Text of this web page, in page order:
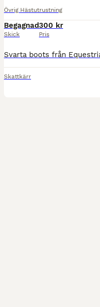
Övrig Hästutrustning
Begagnad
Skick
300 kr
Pris
Skattkärr